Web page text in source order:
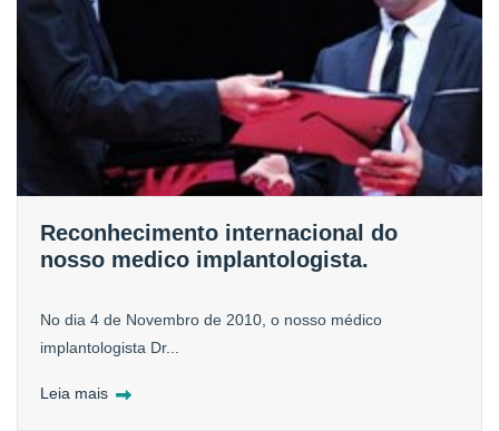
Reconhecimento internacional do
nosso medico implantologista.
No dia 4 de Novembro de 2010, o nosso médico
implantologista Dr...
Leia mais